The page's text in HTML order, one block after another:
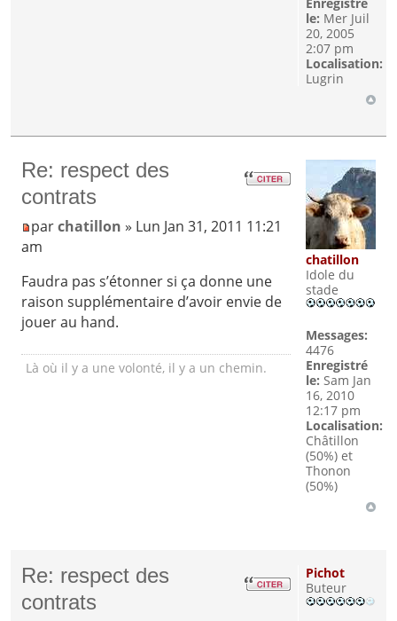
Enregistré
le: Mer Juil
20, 2005
2:07 pm
Localisation:
Lugrin
Re: respect des
contrats
parchatillon » Lun Jan 31, 2011 11:21
am
Faudra pas s’étonner si ça donne une
raison supplémentaire d’avoir envie de
jouer au hand.
Là où il y a une volonté, il y a un chemin.
chatillon
Idole du
stade
Messages:
4476
Enregistré
le: Sam Jan
16, 2010
12:17 pm
Localisation:
Châtillon
(50%) et
Thonon
(50%)
Re: respect des
contrats
Pichot
Buteur